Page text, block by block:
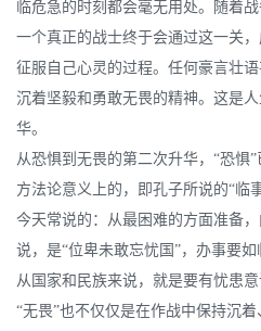
临危急的时刻都会毫无用处。随着
一个真正的战士终于会通过这一关
征服自己心灵的过程。任何豪言壮
沉着坚毅和勇敢无畏的精神。这是
华。
从恐惧到无畏的第二次升华，“恐惧
方法论意义上的，即孔子所说的“临
今天常说的：从最困难的方面准备
说，是“位卑未敢忘忧国”，办事要
从国家和民族来说，就是要有忧患
“无畏”也不仅仅是在作战中保持沉